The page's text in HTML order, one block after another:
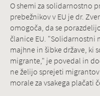
O shemi za solidarnostno
prebežnikov v EU je dr.
omogoča, da se
članice EU. "Solidarnostni
majhne in šibke države, ki
migrante," je povedal in
ne želijo sprejeti
morale za vsakega plačati